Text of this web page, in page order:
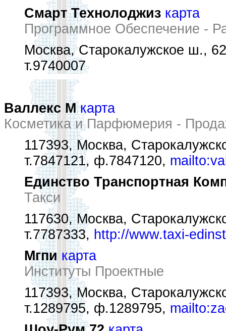
Смарт Технолоджиз карта
Программное Обеспечение -
Москва, Старокалужское ш.,
т.9740007
Валлекс М карта
Косметика и Парфюмерия -
117393, Москва,
т.7847121, ф.7847120,
Единство Транспортная
Такси
117630, Москва,
т.7787333, http://www.taxi-
Мгпи карта
Институты Проектные
117393, Москва,
т.1289795, ф.1289795,